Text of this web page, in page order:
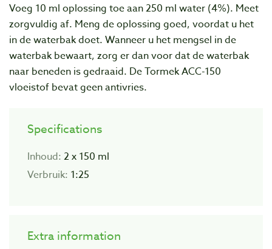
Voeg 10 ml oplossing toe aan 250 ml water (4%). Meet
zorgvuldig af. Meng de oplossing goed, voordat u het
in de waterbak doet. Wanneer u het mengsel in de
waterbak bewaart, zorg er dan voor dat de waterbak
naar beneden is gedraaid. De Tormek ACC-150
vloeistof bevat geen antivries.
Specifications
Inhoud: 2 x 150 ml
Verbruik: 1:25
Extra information